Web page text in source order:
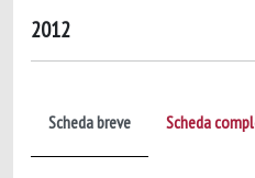
2012
Scheda breve Scheda